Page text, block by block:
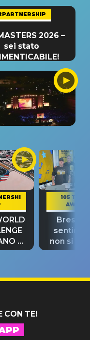
2026 –
sei stato
si
105 TAKE
AWAY
Bresh:
non si
fino alla
CON TE!